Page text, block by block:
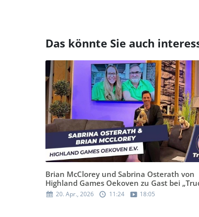
Das könnte Sie auch
Brian McClorey und Sabrina Osterath von
Highland Games Oekoven zu Gast bei
20. Apr., 2026 11:24 18:05